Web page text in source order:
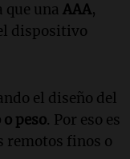
que una AAA,
dispositivo
el diseño del
peso. Por eso es
remotos finos o